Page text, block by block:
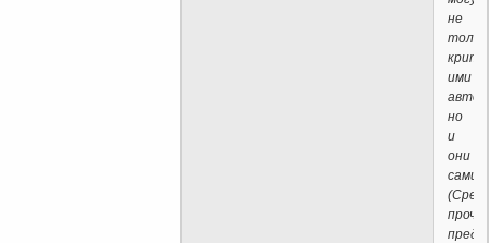
не
ими
но
и
они
сами.